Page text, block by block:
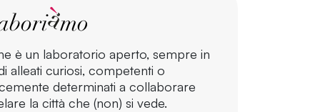
è un laboratorio aperto, sempre in
alleati curiosi, competenti o
determinati a collaborare
la città che (non) si vede.